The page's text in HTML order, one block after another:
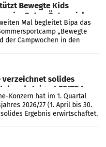
Bewegte Kids
im Osten Österreichs
Mal begleitet Bipa das
„Bewegte
der Campwochen in den
solides
und steigert EBITDA
Konzern hat im 1. Quartal
2026/27 (1. April bis 30.
solides Ergebnis erwirtschaftet.